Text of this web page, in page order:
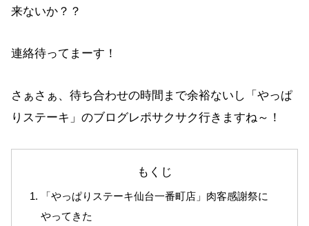
来ないか？？
連絡待ってまーす！
さぁさぁ、待ち合わせの時間まで余裕ないし「やっぱ
りステーキ」のブログレポサクサク行きますね～！
もくじ
「やっぱりステーキ仙台一番町店」肉客感謝祭に
やってきた